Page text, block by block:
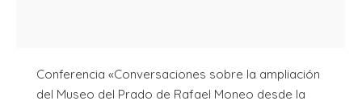
Conferencia «Conversaciones sobre la ampliación
del Museo del Prado de Rafael Moneo desde la